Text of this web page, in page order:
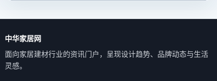
中华家居网
面向家居建材行业的资讯门户，呈现设计趋势、品牌动态与生活
灵感。